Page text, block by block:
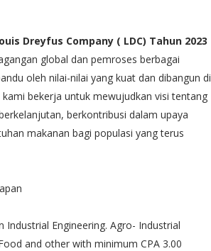
Dreyfus Company ( LDC) Tahun 2023
global dan pemroses berbagai
oleh nilai-nilai yang kuat dan dibangun di
bekerja untuk mewujudkan visi tentang
berkontribusi dalam upaya
makanan bagi populasi yang terus
Industrial Engineering. Agro- Industrial
and other with minimum CPA 3.00